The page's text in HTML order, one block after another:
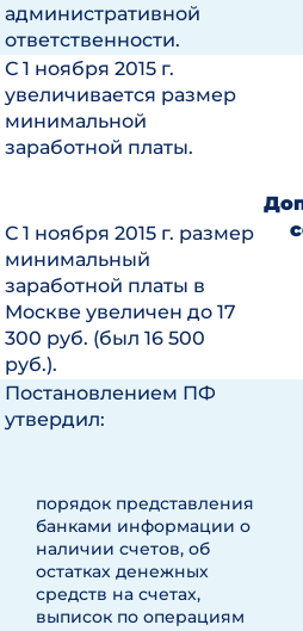
административной
ответственности.
С 1 ноября 2015 г.
увеличивается размер
минимальной
заработной платы.
С 1 ноября 2015 г. размер
минимальный
заработной платы в
Москве увеличен до 17
300 руб. (был 16 500
руб.).
Постановлением ПФ
утвердил:
порядок представления
банками информации о
наличии счетов, об
остатках денежных
средств на счетах,
выписок по операциям